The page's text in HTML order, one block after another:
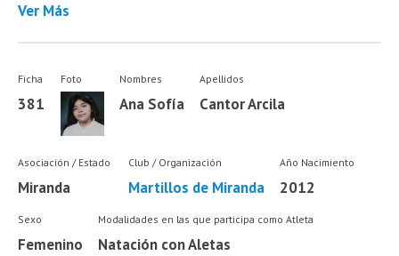
Ver Más
Ficha
381
Foto Nombres
Ana Sofía
Apellidos
Cantor Arcila
Asociación / Estado
Miranda
Club / Organización
Martillos de Miranda
Año Nacimiento
2012
Sexo
Femenino
Modalidades en las que participa como Atleta
Natación con Aletas